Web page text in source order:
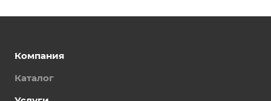
Компания
Каталог